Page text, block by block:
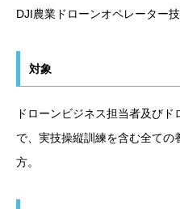
DJI農業ドローンオペレーター
対象
ドローンビジネス担当者及び
で、実技操縦訓練を含む全て
方。